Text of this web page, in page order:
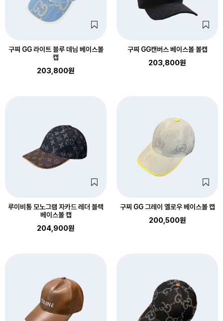
구찌 GG 라이트 블루 데님 베이스볼
캡
203,800원
구찌 GG캔버스 베이스볼 볼캡
203,800원
루이비통 모노그램 자카드 레더 블랙
베이스볼 캡
204,900원
구찌 GG 그레이 옐로우 베이스볼 캡
200,500원